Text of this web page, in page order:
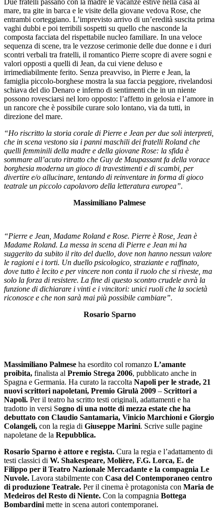
mare, tra gite in barca e le visite della giovane vedova Rose, che
entrambi corteggiano. L’imprevisto arrivo di un’eredità suscita prima
vaghi dubbi e poi terribili sospetti su quello che nasconde la
composta facciata del rispettabile nucleo familiare. In una veloce
sequenza di scene, tra le vezzose cerimonie delle due donne e i duri
scontri verbali tra fratelli, il romantico Pierre scopre di avere sogni e
valori opposti a quelli di Jean, da cui viene deluso e
irrimediabilmente ferito. Senza preavviso, in Pierre e Jean, la
famiglia piccolo-borghese mostra la sua faccia peggiore, rivelandosi
schiava del dio Denaro e inferno di sentimenti che in un niente
possono rovesciarsi nel loro opposto: l’affetto in gelosia e l’amore in
un rancore che è possibile curare solo lontano, via da tutti, in
direzione del mare.
“Ho riscritto la storia corale di Pierre e Jean per due soli interpreti,
che in scena vestono sia i panni maschili dei fratelli Roland che
quelli femminili della madre e della giovane Rose: la sfida è
sommare all’acuto ritratto che Guy de Maupassant fa della vorace
borghesia moderna un gioco di travestimenti e di scambi, per
divertire e/o allucinare, tentando di reinventare in forma di gioco
teatrale un piccolo capolavoro della letteratura europea”.
Massimiliano Palmese
“Pierre e Jean, Madame Roland e Rose. Pierre è Rose, Jean è
Madame Roland. La messa in scena di Pierre e Jean mi ha
suggerito da subito il rito del duello, dove non hanno nessun valore
le ragioni e i torti. Un duello psicologico, straziante e raffinato,
dove tutto è lecito e per vincere non conta il ruolo che si riveste, ma
solo la forza di resistere. La fine di questo scontro crudele avrà la
funzione di dichiarare i vinti e i vincitori: unici ruoli che la società
riconosce e che non sarà mai più possibile cambiare”.
Rosario Sparno
Massimiliano Palmese ha esordito col romanzo L’amante
proibita, finalista al Premio Strega 2006, pubblicato anche in
Spagna e Germania. Ha curato la raccolta Napoli per le strade, 21
nuovi scrittori napoletani, Premio Girulà 2009 – Scrittori a
Napoli. Per il teatro ha scritto testi originali, adattamenti e ha
tradotto in versi Sogno di una notte di mezza estate che ha
debuttato con Claudio Santamaria, Vinicio Marchioni e Giorgio
Colangeli, con la regia di Giuseppe Marini. Scrive sulle pagine
napoletane de la Repubblica.
Rosario Sparno è attore e regista. Cura la regia e l’adattamento di
testi classici di W. Shakespeare, Molière, F.G. Lorca, E. de
Filippo per il Teatro Nazionale Mercadante e la compagnia Le
Nuvole. Lavora stabilmente con Casa del Contemporaneo centro
di produzione Teatrale. Per il cinema è protagonista con Maria de
Medeiros del Resto di Niente. Con la compagnia Bottega
Bombardini mette in scena autori contemporanei.